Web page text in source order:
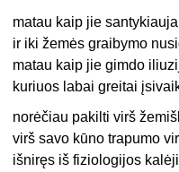
matau kaip jie
ir iki žemės graibymo
matau kaip jie gimdo
kuriuos labai greitai
norėčiau pakilti virš
virš savo kūno trapumo
išniręs iš fiziologijos